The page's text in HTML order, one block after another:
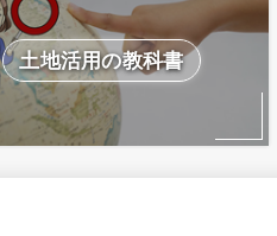
土地活用の教科書